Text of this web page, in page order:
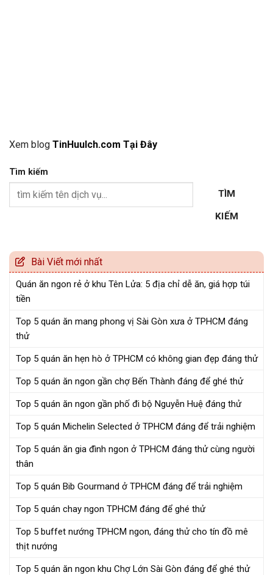
Xem blog TinHuuIch.com Tại Đây
Tìm kiếm
TÌM
KIẾM
Bài Viết mới nhất
Quán ăn ngon rẻ ở khu Tên Lửa: 5 địa chỉ dễ ăn, giá hợp túi
tiền
Top 5 quán ăn mang phong vị Sài Gòn xưa ở TPHCM đáng
thử
Top 5 quán ăn hẹn hò ở TPHCM có không gian đẹp đáng thử
Top 5 quán ăn ngon gần chợ Bến Thành đáng để ghé thử
Top 5 quán ăn ngon gần phố đi bộ Nguyễn Huệ đáng thử
Top 5 quán Michelin Selected ở TPHCM đáng để trải nghiệm
Top 5 quán ăn gia đình ngon ở TPHCM đáng thử cùng người
thân
Top 5 quán Bib Gourmand ở TPHCM đáng để trải nghiệm
Top 5 quán chay ngon TPHCM đáng để ghé thử
Top 5 buffet nướng TPHCM ngon, đáng thử cho tín đồ mê
thịt nướng
Top 5 quán ăn ngon khu Chợ Lớn Sài Gòn đáng để ghé thử